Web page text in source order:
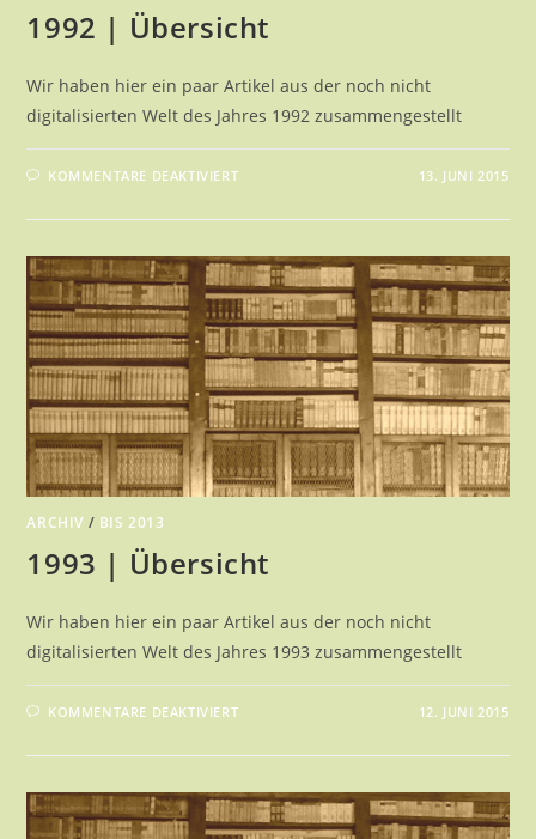
1992 | Übersicht
Wir haben hier ein paar Artikel aus der noch nicht
digitalisierten Welt des Jahres 1992 zusammengestellt
KOMMENTARE DEAKTIVIERTFÜR
ÜBERSICHT
13. JUNI 2015
ARCHIV / BIS 2013
1993 | Übersicht
Wir haben hier ein paar Artikel aus der noch nicht
digitalisierten Welt des Jahres 1993 zusammengestellt
KOMMENTARE DEAKTIVIERTFÜR
ÜBERSICHT
12. JUNI 2015